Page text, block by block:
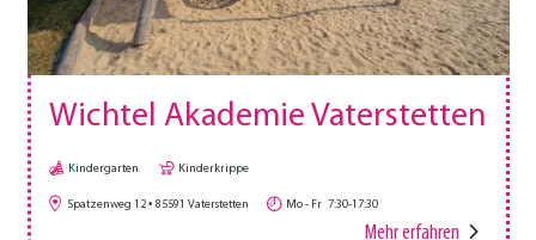
Wichtel Akademie Vaterstetten
Kindergarten Kinderkrippe
Spatzenweg 12 85591 Vaterstetten Mo - Fr 7:30-17:30
Mehr erfahren